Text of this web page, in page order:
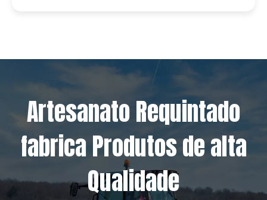
Artesanato Requintado
fabrica Produtos de alta
Qualidade